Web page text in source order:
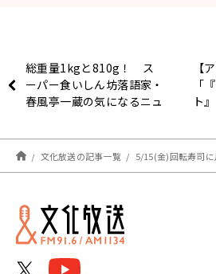
総重量1kgと810g！ ス
ーパー食いしん坊落語家・
春風亭一蔵の気になるニュ
【
「
ト
文化放送の記事一覧 5/15(金)回転寿司に月10